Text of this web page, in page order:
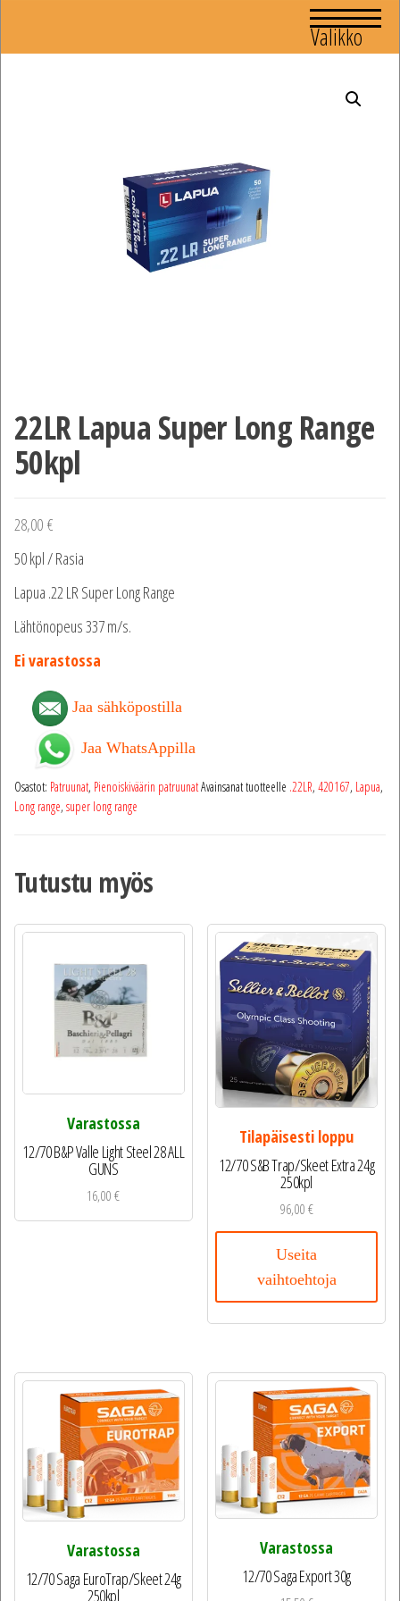
Valikko
22LR Lapua Super Long Range
50kpl
28,00 €
50 kpl / Rasia
Lapua .22 LR Super Long Range
Lähtönopeus 337 m/s.
Ei varastossa
Jaa sähköpostilla
Jaa WhatsAppilla
Osastot: Patruunat, Pienoiskiväärin patruunatAvainsanat tuotteelle .22LR, 420167, Lapua,
Long range, super long range
Tutustu myös
Varastossa
12/70 B&P Valle Light Steel 28 ALL
GUNS
16,00€
Tilapäisesti loppu
12/70 S&B Trap/Skeet Extra 24g
250kpl
96,00€
Useita
vaihtoehtoja
Varastossa
12/70 Saga EuroTrap/Skeet 24g
250kpl
Varastossa
12/70 Saga Export 30g